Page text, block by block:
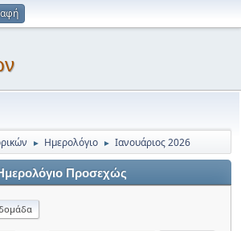
► Ημερολόγιο ► Ιανουάριος 2026
Προσεχώς